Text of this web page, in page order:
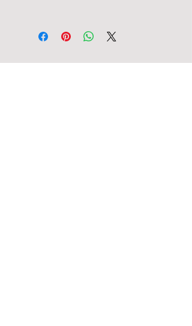
Espace entre accoudoirs: 46 cm.
Occitanie et Ile de France: 80€.
Livraison par transporteur
entière: 110€.